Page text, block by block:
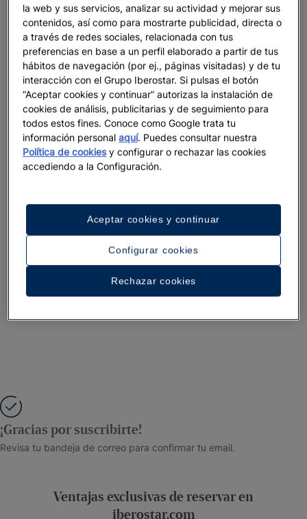
creó en honor a Matilde Torres con el objetivo de reconocer su
aportación al sector. Torres tuvo múltiples facetas, producto
de su curiosidad y su vitalidad incansable. Además de ser
socia fundadora y directora general de Catai Tours, ostentó
un papel muy activo en el mundo asociativo de las agencias
de viajes. Así, fue vicepresidenta de CEAV y miembro
fundador de la Sociedad Geográfica Española.
¡Gracias por suscribirte!
Revisa tu bandeja de correo para confirmar tu email.
Ventajas exclusivas de reservar en
iberostar.com
la web y sus servicios, analizar su actividad y mejorar sus
contenidos, así como para mostrarte publicidad, directa o
a través de redes sociales, relacionada con tus
preferencias en base a un perfil elaborado a partir de tus
hábitos de navegación (por ej., páginas visitadas) y de tu
interacción con el Grupo Iberostar. Si pulsas el botón
“Aceptar cookies y continuar” autorizas la instalación de
cookies de análisis, publicitarias y de seguimiento para
todos estos fines. Conoce como Google trata tu
información personalaquí. Puedes consultar nuestra
Política de cookiesy configurar o rechazar las cookies
accediendo a la Configuración.
Configurar cookies
Rechazar cookies
Aceptar cookies y continuar